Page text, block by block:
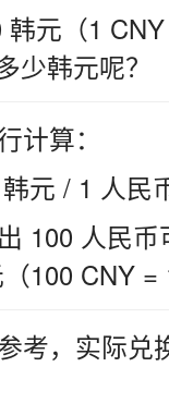
元（1
少韩元呢？
计算：
元 / 1 人民
100 人民
100 CNY =
考，实际